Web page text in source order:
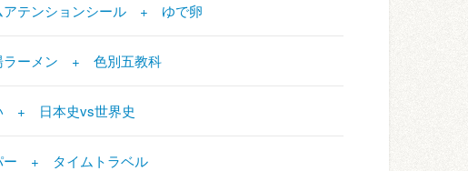
アテンションシール + ゆで卵
ラーメン + 色別五教科
+ 日本史vs世界史
ー + タイムトラベル